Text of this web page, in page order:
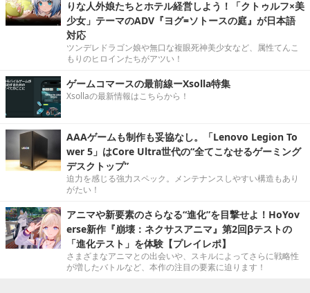
りな人外娘たちとホテル経営しよう！「クトゥルフ×美
少女」テーマのADV『ヨグ=ソトースの庭』が日本語
対応
ツンデレドラゴン娘や無口な複眼死神美少女など、属性てんこ
もりのヒロインたちがアツい！
ゲームコマースの最前線ーXsolla特集
Xsollaの最新情報はこちらから！
AAAゲームも制作も妥協なし。「Lenovo Legion To
wer 5」はCore Ultra世代の“全てこなせるゲーミング
デスクトップ”
迫力を感じる強力スペック。メンテナンスしやすい構造もあり
がたい！
アニマや新要素のさらなる“進化”を目撃せよ！HoYov
erse新作『崩壊：ネクサスアニマ』第2回βテストの
「進化テスト」を体験【プレイレポ】
さまざまなアニマとの出会いや、スキルによってさらに戦略性
が増したバトルなど、本作の注目の要素に迫ります！